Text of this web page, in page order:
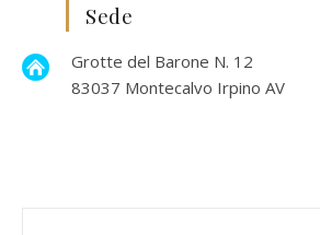
Sede
Grotte del Barone N. 12
83037 Montecalvo Irpino AV